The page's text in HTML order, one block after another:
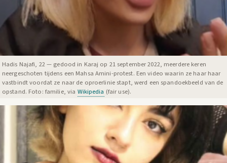
Hadis Najafi, 22 — gedood in Karaj op 21 september 2022, meerdere keren
neergeschoten tijdens een Mahsa Amini-protest. Een video waarin ze haar haar
vastbindt voordat ze naar de oproerlinie stapt, werd een spandoekbeeld van de
opstand. Foto: familie, via Wikipedia (fair use).